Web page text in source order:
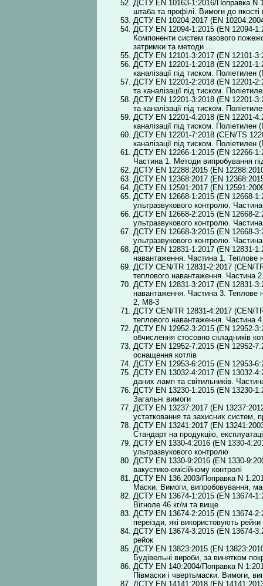
ДСТУ EN 10163-1:2016/Поправка N
штаба та профілі. Вимоги до
ДСТУ EN 10204:2017 (EN
ДСТУ EN 12094-1:2015 (EN 12094-
Компоненти систем газового
затримки та методи ...
ДСТУ EN 12101-3:2017 (EN 12101-
ДСТУ EN 12201-1:2018 (EN 12201-
каналізації під тиском.
ДСТУ EN 12201-2:2018 (EN 12201-
та каналізації під тиском.
ДСТУ EN 12201-3:2018 (EN 12201-
та каналізації під тиском.
ДСТУ EN 12201-4:2018 (EN 12201-
каналізації під тиском.
ДСТУ EN 12201-7:2018 (CEN/TS
каналізації під тиском.
ДСТУ EN 12266-1:2015 (EN 12266-
Частина 1. Методи випробування
ДСТУ EN 12288:2015 (EN
ДСТУ EN 12368:2017 (EN
ДСТУ EN 12591:2017 (EN
ДСТУ EN 12668-1:2015 (EN 12668-
ультразвукового контролю.
ДСТУ EN 12668-2:2015 (EN 12668-
ультразвукового контролю.
ДСТУ EN 12668-3:2015 (EN 12668-
ультразвукового контролю.
ДСТУ EN 12831-1:2017 (EN 12831-
навантаження. Частина 1.
ДСТУ CEN/TR 12831-2:2017 (CEN/
теплового навантаження. Частина
ДСТУ EN 12831-3:2017 (EN 12831-
навантаження. Частина 3. Теплове
2, М8-3
ДСТУ CEN/TR 12831-4:2017 (CEN/
теплового навантаження. Частина
ДСТУ EN 12952-3:2015 (EN 12952-
обчислення стосовно складників
ДСТУ EN 12952-7:2015 (EN 12952-
оснащення котлів
ДСТУ EN 12953-6:2015 (EN 12953-
ДСТУ EN 13032-4:2017 (EN 13032-
даних ламп та світильників.
ДСТУ EN 13230-1:2015 (EN 13230-
Загальні вимоги
ДСТУ EN 13237:2017 (EN
устатковання та захисних систем,
ДСТУ EN 13241:2017 (EN
Стандарт на продукцію,
ДСТУ EN 1330-4:2016 (EN 1330-
ультразвукового контролю
ДСТУ EN 1330-9:2016 (EN 1330-
вакустико-емісійному контролі
ДСТУ EN 136:2003/Поправка N
Маски. Вимоги, випробовування,
ДСТУ EN 13674-1:2015 (EN 13674-
Вігноле 46 кг/м та вище
ДСТУ EN 13674-2:2015 (EN 13674-
переїзди, які використовують
ДСТУ EN 13674-3:2015 (EN 13674-
рейок
ДСТУ EN 13823:2015 (EN
Будівельні вироби, за винятком
ДСТУ EN 140:2004/Поправка N
Півмаски і чвертьмаски. Вимоги,
ДСТУ EN 14141:2018 (EN